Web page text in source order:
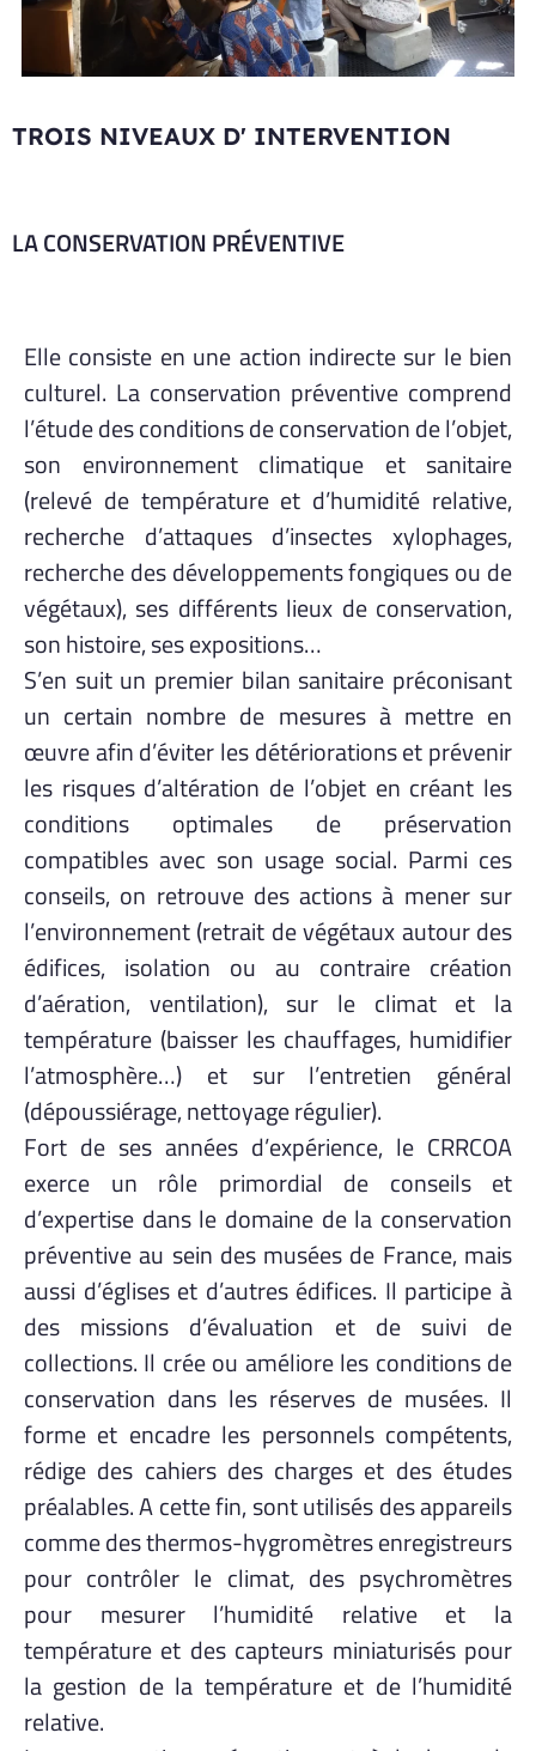
TROIS NIVEAUX D' INTERVENTION
LA CONSERVATION PRÉVENTIVE
Elle consiste en une action indirecte sur le bien
culturel. La conservation préventive comprend
l’étude des conditions de conservation de l’objet,
son environnement climatique et sanitaire
(relevé de température et d’humidité relative,
recherche d’attaques d’insectes xylophages,
recherche des développements fongiques ou de
végétaux), ses différents lieux de conservation,
son histoire, ses expositions…
S’en suit un premier bilan sanitaire préconisant
un certain nombre de mesures à mettre en
œuvre afin d’éviter les détériorations et prévenir
les risques d’altération de l’objet en créant les
conditions optimales de préservation
compatibles avec son usage social. Parmi ces
conseils, on retrouve des actions à mener sur
l’environnement (retrait de végétaux autour des
édifices, isolation ou au contraire création
d’aération, ventilation), sur le climat et la
température (baisser les chauffages, humidifier
l’atmosphère…) et sur l’entretien général
(dépoussiérage, nettoyage régulier).
Fort de ses années d’expérience, le CRRCOA
exerce un rôle primordial de conseils et
d’expertise dans le domaine de la conservation
préventive au sein des musées de France, mais
aussi d’églises et d’autres édifices. Il participe à
des missions d’évaluation et de suivi de
collections. Il crée ou améliore les conditions de
conservation dans les réserves de musées. Il
forme et encadre les personnels compétents,
rédige des cahiers des charges et des études
préalables. A cette fin, sont utilisés des appareils
comme des thermos-hygromètres enregistreurs
pour contrôler le climat, des psychromètres
pour mesurer l’humidité relative et la
température et des capteurs miniaturisés pour
la gestion de la température et de l’humidité
relative.